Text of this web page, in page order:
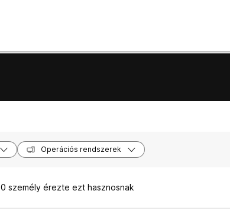
Operációs rendszerek
0 személy érezte ezt hasznosnak